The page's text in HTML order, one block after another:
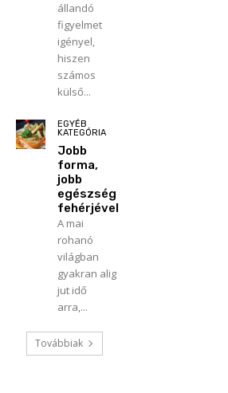
állandó
figyelmet
igényel,
hiszen
számos
külső...
EGYÉB
KATEGÓRIA
Jobb
forma,
jobb
egészség
fehérjével
A mai
rohanó
világban
gyakran alig
jut idő
arra,...
Továbbiak